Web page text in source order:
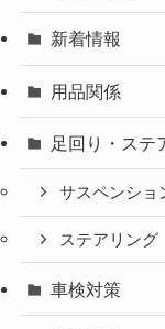
新着情報
用品関係
足回り・ステ
サスペンショ
ステアリング
車検対策